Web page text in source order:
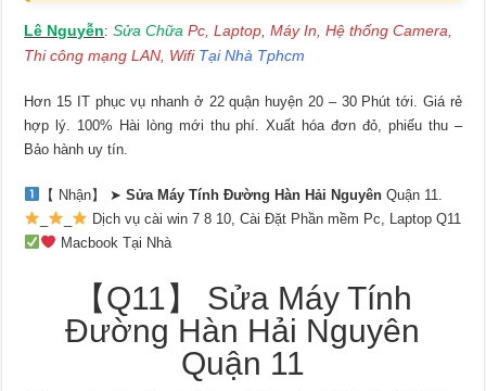
Lê Nguyễn:Sửa Chữa Pc, Laptop, Máy In, Hệ thống Camera,
Thi công mạng LAN, Wifi Tại Nhà Tphcm
Hơn 15 IT phục vụ nhanh ở 22 quận huyện 20 – 30 Phút tới. Giá rẻ
hợp lý. 100% Hài lòng mới thu phí. Xuất hóa đơn đỏ, phiếu thu –
Bảo hành uy tín.
【 Nhận】 ➤Sửa Máy Tính Đường Hàn Hải Nguyên Quận 11.
Dịch vụ cài win 7 8 10, Cài Đặt Phần mềm Pc, Laptop Q11
Macbook Tại Nhà
【Q11】 Sửa Máy Tính
Đường Hàn Hải Nguyên
Quận 11